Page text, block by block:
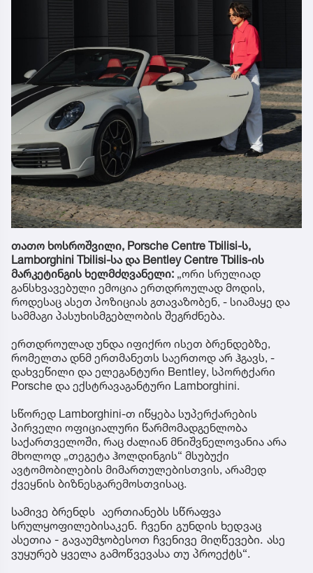
თათო ხოსროშვილი, Porsche Centre Tbilisi-ს,
Lamborghini Tbilisi-სა და Bentley Centre Tbilis-ის
მარკეტინგის ხელმძღვანელი: „ორი სრულიად
განსხვავებული ემოცია ერთდროულად მოდის,
როდესაც ასეთ პოზიციას გთავაზობენ, - სიამაყე და
სამმაგი პასუხისმგებლობის შეგრძნება.
ერთდროულად უნდა იფიქრო ისეთ ბრენდებზე,
რომელთა დნმ ერთმანეთს საერთოდ არ ჰგავს, -
დახვეწილი და ელეგანტური Bentley, სპორტქარი
Porsche და ექსტრავაგანტური Lamborghini.
სწორედ Lamborghini-თ იწყება სუპერქარების
პირველი ოფიციალური წარმომადგენლობა
საქართველოში, რაც ძალიან მნიშვნელოვანია არა
მხოლოდ „თეგეტა ჰოლდინგის“ მსუბუქი
ავტომობილების მიმართულებისთვის, არამედ
ქვეყნის ბიზნესგარემოსთვისაც.
სამივე ბრენდს აერთიანებს სწრაფვა
სრულყოფილებისაკენ. ჩვენი გუნდის ხედვაც
ასეთია - გავაუმჯობესოთ ჩვენივე მიღწევები. ასე
ვუყურებ ყველა გამოწვევასა თუ პროექტს“.